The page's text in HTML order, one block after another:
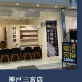
神戸三宮店